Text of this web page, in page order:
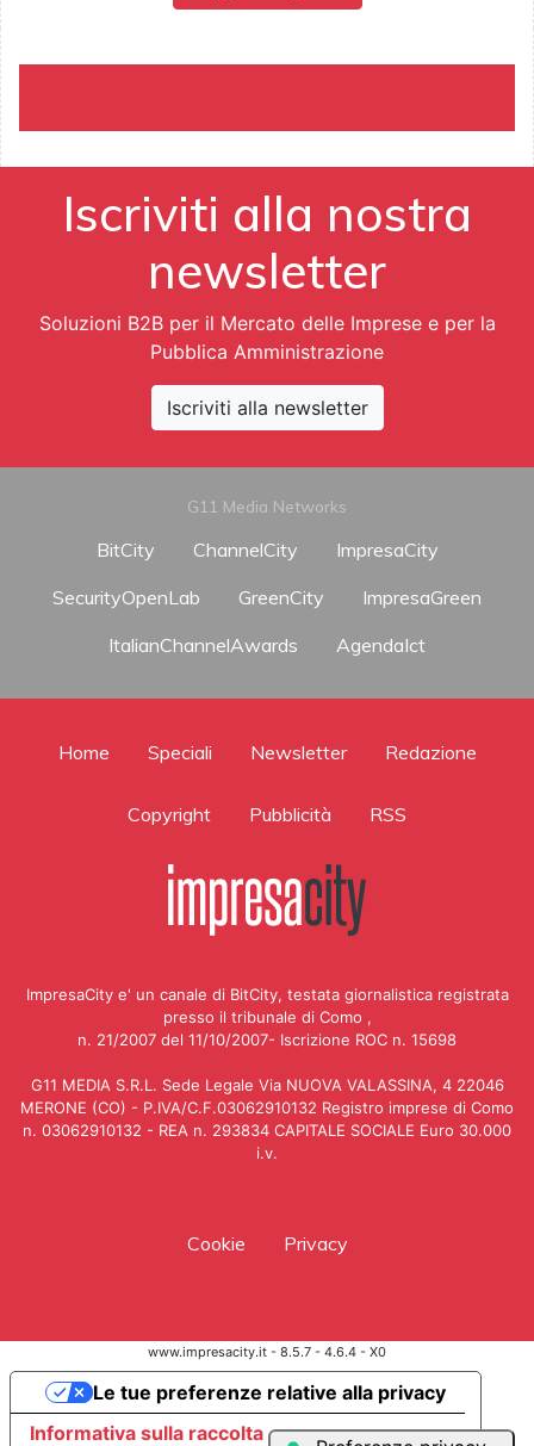
Iscriviti alla nostra
newsletter
Soluzioni B2B per il Mercato delle Imprese e per la
Pubblica Amministrazione
Iscriviti alla newsletter
G11 Media Networks
BitCity ChannelCity
ImpresaCity
SecurityOpenLab
GreenCity
ImpresaGreen
ItalianChannelAwards
AgendaIct
Home Speciali Newsletter Redazione
Copyright Pubblicità RSS
ImpresaCity e' un canale di BitCity, testata giornalistica registrata
presso il tribunale di Como ,
n. 21/2007 del 11/10/2007- Iscrizione ROC n. 15698
G11 MEDIA S.R.L. Sede Legale Via NUOVA VALASSINA, 4 22046
MERONE (CO) - P.IVA/C.F.03062910132 Registro imprese di Como
n. 03062910132 - REA n. 293834 CAPITALE SOCIALE Euro 30.000
i.v.
Cookie Privacy
www.impresacity.it - 8.5.7 - 4.6.4 - X0
Informativa sulla raccolta
Le tue preferenze relative alla privacy